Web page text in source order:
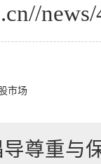
市场
导尊重与